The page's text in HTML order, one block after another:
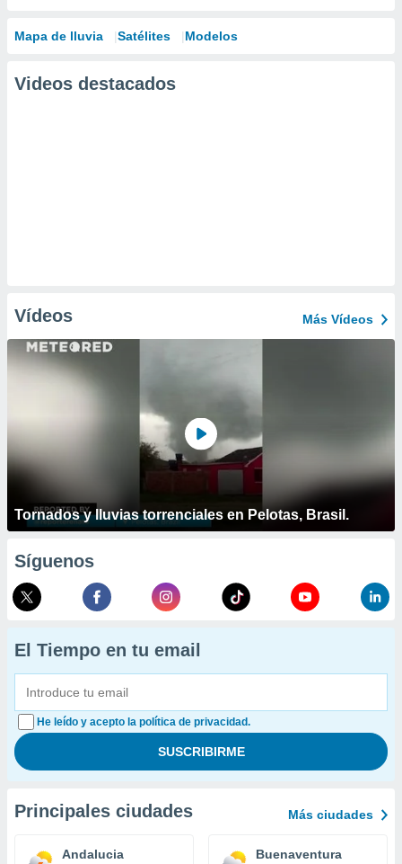
Mapa de lluvia Satélites Modelos
Videos destacados
Vídeos Más Vídeos
Tornados y lluvias torrenciales en Pelotas, Brasil.
Síguenos
El Tiempo en tu email
He leído y acepto la política de privacidad.
Principales ciudades Más ciudades
Andalucia Buenaventura